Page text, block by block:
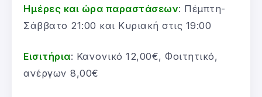
Ημέρες και ώρα παραστάσεων: Πέμπτη-
Σάββατο 21:00 και Κυριακή στις 19:00
Εισιτήρια: Κανονικό 12,00€, Φοιτητικό,
ανέργων 8,00€